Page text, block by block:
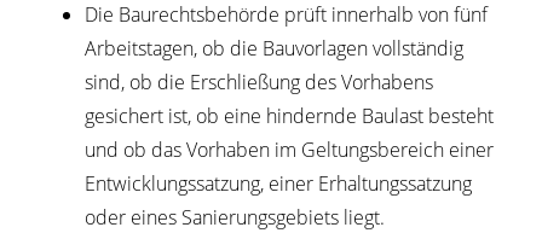
Die Baurechtsbehörde prüft innerhalb von fünf
Arbeitstagen, ob die Bauvorlagen vollständig
sind, ob die Erschließung des Vorhabens
gesichert ist, ob eine hindernde Baulast besteht
und ob das Vorhaben im Geltungsbereich einer
Entwicklungssatzung, einer Erhaltungssatzung
oder eines Sanierungsgebiets liegt.